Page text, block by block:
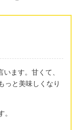
ます。甘くて、
っと美味しくなり